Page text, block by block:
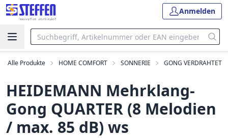
Anmelden
Alle Produkte HOME COMFORT SONNERIE GONG VERDRAHTET
HEIDEMANN Mehrklang-
Gong QUARTER (8 Melodien
/ max. 85 dB) ws